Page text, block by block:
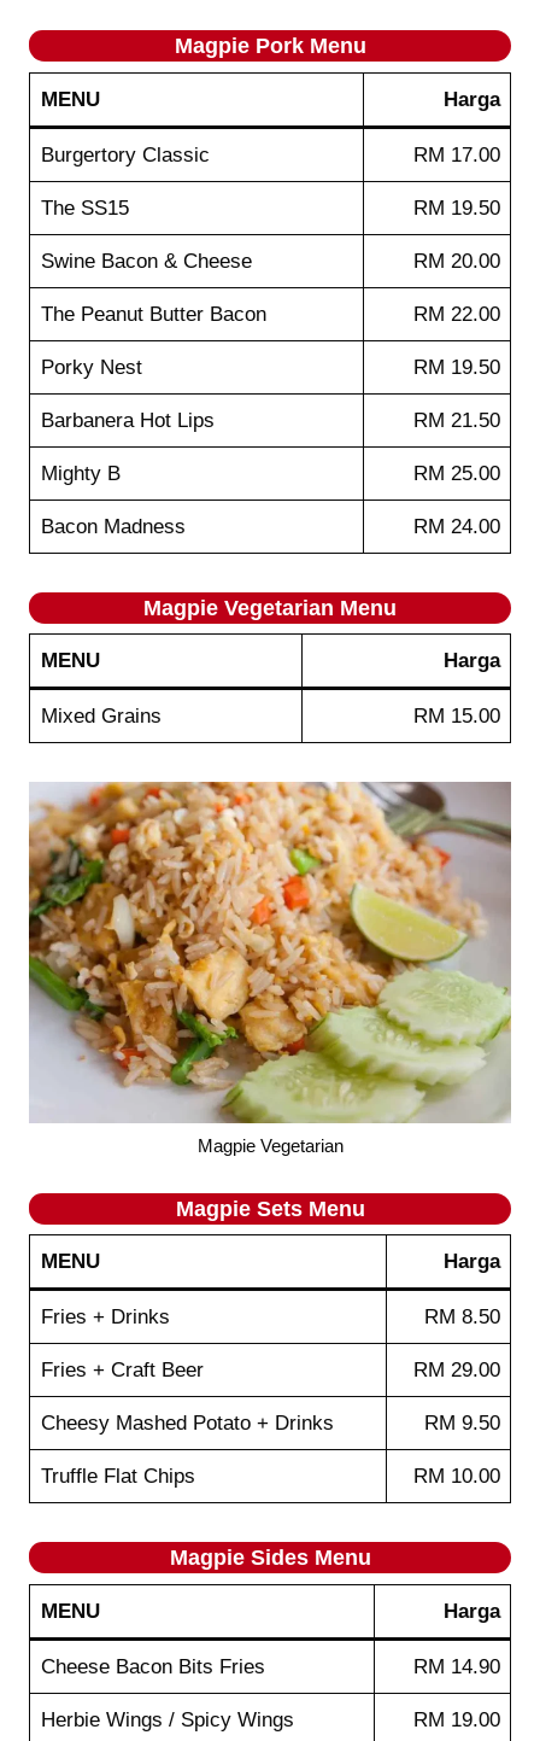
Magpie Pork Menu
MENU Harga
Burgertory Classic RM 17.00
The SS15 RM 19.50
Swine Bacon & Cheese RM 20.00
The Peanut Butter Bacon RM 22.00
Porky Nest RM 19.50
Barbanera Hot Lips RM 21.50
Mighty B RM 25.00
Bacon Madness RM 24.00
Magpie Vegetarian Menu
MENU Harga
Mixed Grains RM 15.00
Magpie Vegetarian
Magpie Sets Menu
MENU Harga
Fries + Drinks RM 8.50
Fries + Craft Beer RM 29.00
Cheesy Mashed Potato + Drinks RM 9.50
Truffle Flat Chips RM 10.00
Magpie Sides Menu
MENU Harga
Cheese Bacon Bits Fries RM 14.90
Herbie Wings / Spicy Wings RM 19.00